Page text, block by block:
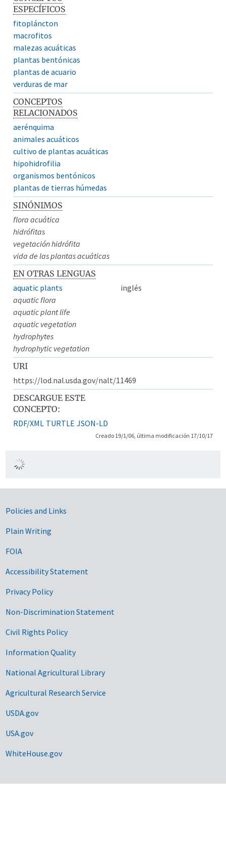
ESPECÍFICOS
fitopláncton
macrofitos
malezas acuáticas
plantas bentónicas
plantas de acuario
verduras de mar
CONCEPTOS
RELACIONADOS
aerénquima
animales acuáticos
cultivo de plantas acuáticas
hipohidrofilia
organismos bentónicos
plantas de tierras húmedas
SINÓNIMOS
flora acuática
hidrófitas
vegetación hidrófita
vida de las plantas acuáticas
EN OTRAS LENGUAS
aquatic plants
inglés
aquatic flora
aquatic plant life
aquatic vegetation
hydrophytes
hydrophytic vegetation
URI
https://lod.nal.usda.gov/nalt/11469
DESCARGUE ESTE
CONCEPTO:
RDF/XML TURTLE JSON-LD
Creado 19/1/06, última modificación 17/10/17
Government Links
Policies and Links
Plain Writing
FOIA
Accessibility Statement
Privacy Policy
Non-Discrimination Statement
Civil Rights Policy
Information Quality
National Agricultural Library
Agricultural Research Service
USDA.gov
USA.gov
WhiteHouse.gov